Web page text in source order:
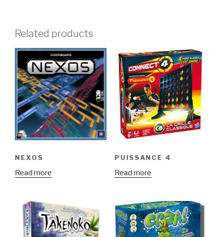
Related products
NEXOS
Read more
PUISSANCE 4
Read more